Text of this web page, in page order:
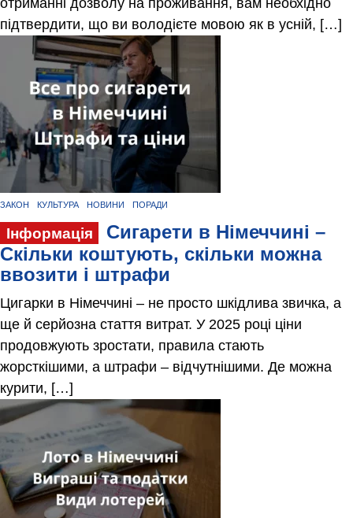
підтвердити, що ви володієте мовою як в усній, […]
ЗАКОН КУЛЬТУРА НОВИНИ ПОРАДИ
Інформація
Сигарети в Німеччині –
Скільки коштують, скільки можна
ввозити і штрафи
Цигарки в Німеччині – не просто шкідлива звичка, а
ще й серйозна стаття витрат. У 2025 році ціни
продовжують зростати, правила стають
жорсткішими, а штрафи – відчутнішими. Де можна
курити, […]